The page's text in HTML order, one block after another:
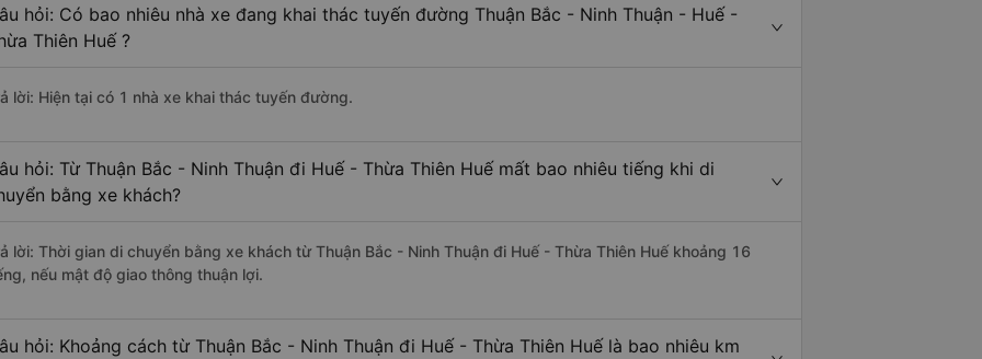
hỏi: Có bao nhiêu nhà xe đang khai thác tuyến đường Thuận Bắc - Ninh Thuận - Huế -
Thiên Huế ?
lời: Hiện tại có 1 nhà xe khai thác tuyến đường.
hỏi: Từ Thuận Bắc - Ninh Thuận đi Huế - Thừa Thiên Huế mất bao nhiêu tiếng khi di
bằng xe khách?
lời: Thời gian di chuyển bằng xe khách từ Thuận Bắc - Ninh Thuận đi Huế - Thừa Thiên Huế khoảng 16
nếu mật độ giao thông thuận lợi.
hỏi: Khoảng cách từ Thuận Bắc - Ninh Thuận đi Huế - Thừa Thiên Huế là bao nhiêu km